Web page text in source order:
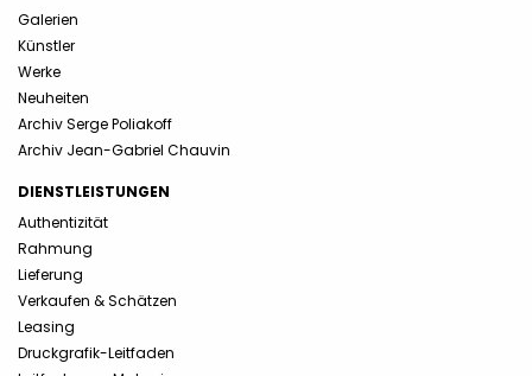
Galerien
Künstler
Werke
Neuheiten
Archiv Serge Poliakoff
Archiv Jean-Gabriel Chauvin
DIENSTLEISTUNGEN
Authentizität
Rahmung
Lieferung
Verkaufen & Schätzen
Leasing
Druckgrafik-Leitfaden